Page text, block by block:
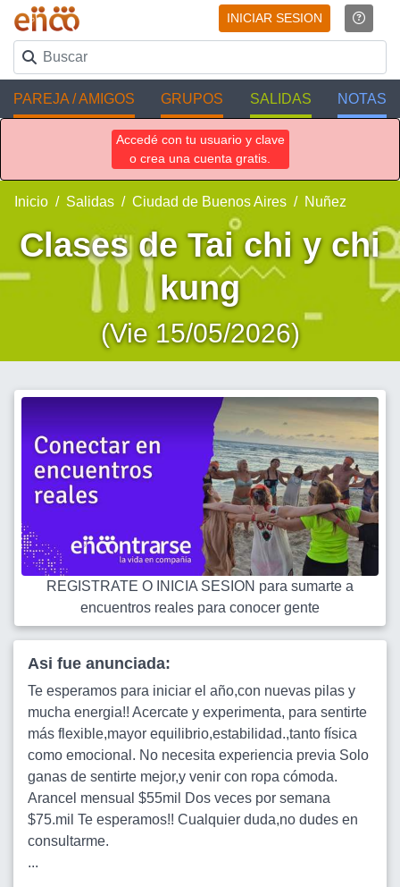
INICIAR SESION
PAREJA / AMIGOS GRUPOS SALIDAS NOTAS
Accedé con tu usuario y clave
o crea una cuenta gratis.
Inicio Salidas Ciudad de Buenos Aires Nuñez
Clases de Tai chi y chi
kung
(Vie 15/05/2026)
REGISTRATE O INICIA SESION para sumarte a
encuentros reales para conocer gente
Asi fue anunciada:
Te esperamos para iniciar el año,con nuevas pilas y
mucha energia!! Acercate y experimenta, para sentirte
más flexible,mayor equilibrio,estabilidad.,tanto física
como emocional. No necesita experiencia previa Solo
ganas de sentirte mejor,y venir con ropa cómoda.
Arancel mensual $55mil Dos veces por semana
$75.mil Te esperamos!! Cualquier duda,no dudes en
consultarme.
...